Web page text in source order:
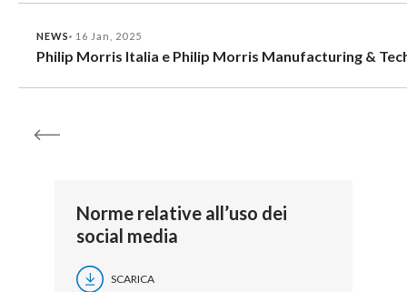
NEWS 16 Jan, 2025
Philip Morris Italia e Philip Morris Manufacturing &
Norme relative all’uso dei
social media
SCARICA